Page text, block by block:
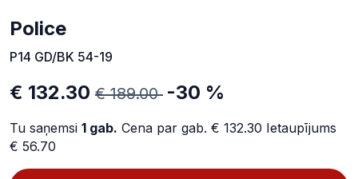
Police
P14 GD/BK 54-19
€ 132.30 € 189.00 -30 %
Tu saņemsi 1 gab. Cena par gab. € 132.30 Ietaupījums
€ 56.70